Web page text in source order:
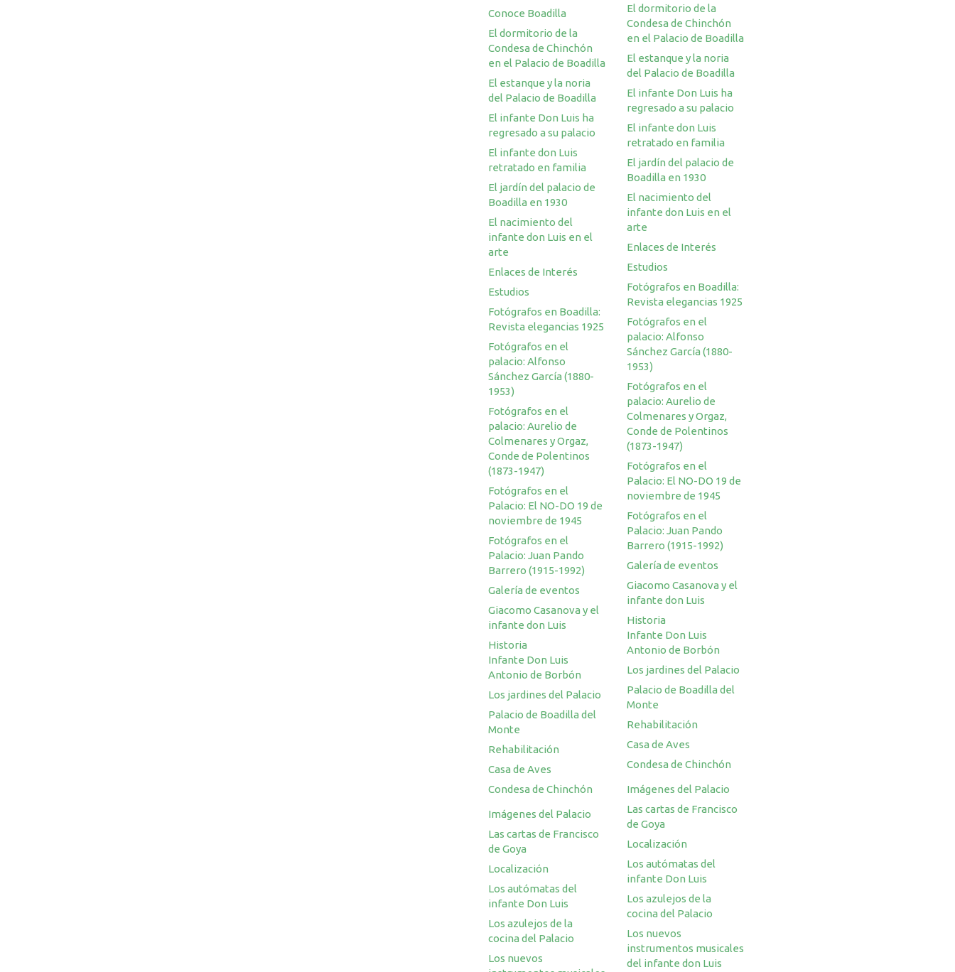
Conoce Boadilla
El dormitorio de la
Condesa de Chinchón
en el Palacio de Boadilla
El estanque y la noria
del Palacio de Boadilla
El infante Don Luis ha
regresado a su palacio
El infante don Luis
retratado en familia
El jardín del palacio de
Boadilla en 1930
El nacimiento del
infante don Luis en el
arte
Enlaces de Interés
Estudios
Fotógrafos en Boadilla:
Revista elegancias 1925
Fotógrafos en el
palacio: Alfonso
Sánchez García (1880-
1953)
Fotógrafos en el
palacio: Aurelio de
Colmenares y Orgaz,
Conde de Polentinos
(1873-1947)
Fotógrafos en el
Palacio: El NO-DO 19 de
noviembre de 1945
Fotógrafos en el
Palacio: Juan Pando
Barrero (1915-1992)
Galería de eventos
Giacomo Casanova y el
infante don Luis
Historia
Infante Don Luis
Antonio de Borbón
Los jardines del Palacio
Palacio de Boadilla del
Monte
Rehabilitación
Casa de Aves
Condesa de Chinchón
Imágenes del Palacio
Las cartas de Francisco
de Goya
Localización
Los autómatas del
infante Don Luis
Los azulejos de la
cocina del Palacio
Los nuevos
El dormitorio de la
Condesa de Chinchón
en el Palacio de Boadilla
El estanque y la noria
del Palacio de Boadilla
El infante Don Luis ha
regresado a su palacio
El infante don Luis
retratado en familia
El jardín del palacio de
Boadilla en 1930
El nacimiento del
infante don Luis en el
arte
Enlaces de Interés
Estudios
Fotógrafos en Boadilla:
Revista elegancias 1925
Fotógrafos en el
palacio: Alfonso
Sánchez García (1880-
1953)
Fotógrafos en el
palacio: Aurelio de
Colmenares y Orgaz,
Conde de Polentinos
(1873-1947)
Fotógrafos en el
Palacio: El NO-DO 19 de
noviembre de 1945
Fotógrafos en el
Palacio: Juan Pando
Barrero (1915-1992)
Galería de eventos
Giacomo Casanova y el
infante don Luis
Historia
Infante Don Luis
Antonio de Borbón
Los jardines del Palacio
Palacio de Boadilla del
Monte
Rehabilitación
Casa de Aves
Condesa de Chinchón
Imágenes del Palacio
Las cartas de Francisco
de Goya
Localización
Los autómatas del
infante Don Luis
Los azulejos de la
cocina del Palacio
Los nuevos
instrumentos musicales
del infante don Luis